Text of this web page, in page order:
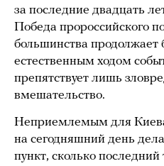
за последние двадцать
Победа пророссийского
большинства продолжает
естественным ходом
препятствует лишь
вмешательство.
Неприемлемым для
на сегодняшний день
пункт, сколько